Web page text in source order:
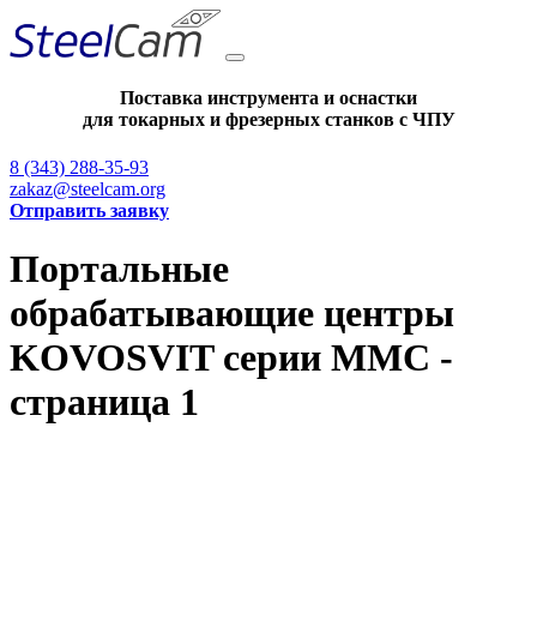
Поставка инструмента и оснастки
для токарных и фрезерных станков с ЧПУ
8 (343) 288-35-93
zakaz@steelcam.org
Отправить заявку
Портальные
обрабатывающие центры
KOVOSVIT серии MMC -
страница 1